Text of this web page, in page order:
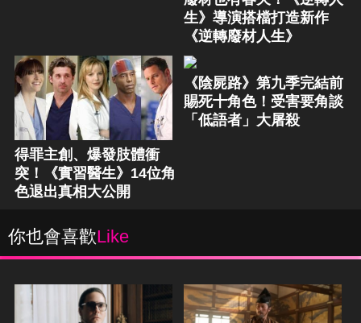
生》導演搭檔打造新作
《逆轉廢材人生》
得罪主創、爆發肢體衝
突！《實習醫生》14位角
色退出真相大公開
《陰屍路》第九季完結前
賜死十角色！受害要角談
「低語者」大屠殺
你也會喜歡Like